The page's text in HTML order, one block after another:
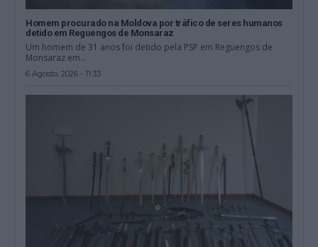
Homem procurado na Moldova por tráfico de seres humanos
detido em Reguengos de Monsaraz
Um homem de 31 anos foi detido pela PSP em Reguengos de
Monsaraz em...
6 Agosto, 2026 - 11:33